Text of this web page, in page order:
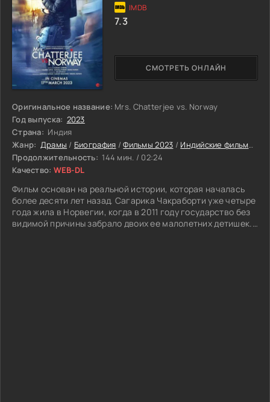
Оригинальное название: Mrs. Chatterjee vs. Norway
Год выпуска: 2023
Страна: Индия
Жанр: Драмы / Биография /Фильмы 2023 / Индийские фильмы
Продолжительность: 144 мин. / 02:24
Качество: WEB-DL
Фильм основан на реальной истории, которая началась
более десяти лет назад. Сагарика Чакраборти уже четыре
года жила в Норвегии, когда в 2011 году государство без
видимой причины забрало двоих ее малолетних детишек.
СМОТРЕТЬ ОНЛАЙН
7.3